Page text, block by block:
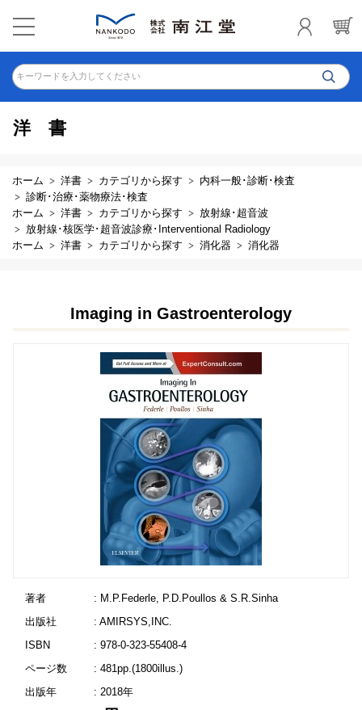
キーワードを入力してください
洋書
ホーム 洋書 カテゴリから探す
内科一般･診断･検査
診断･治療･薬物療法･検査
ホーム
洋書 カテゴリから探す
放射線･超音波
放射線･核医学･超音波診療･Interventional Radiology
ホーム
洋書 カテゴリから探す 消化器 消化器
Imaging in Gastroenterology
著者
: M.P.Federle, P.D.Poullos & S.R.Sinha
出版社
: AMIRSYS,INC.
ISBN
: 978-0-323-55408-4
ページ数
: 481pp.(1800illus.)
出版年
: 2018年